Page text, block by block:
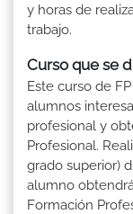
y horas de
trabajo.
Curso que se
Este curso de
alumnos
profesional y
Profesional.
grado superior)
alumno
Formación